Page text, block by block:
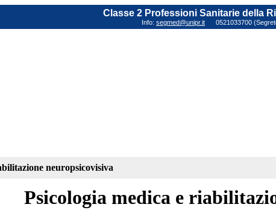
Classe 2 Professioni Sanitarie della
Info: segmed@unipr.it 0521033700
neuropsicovisiva
Psicologia medica e